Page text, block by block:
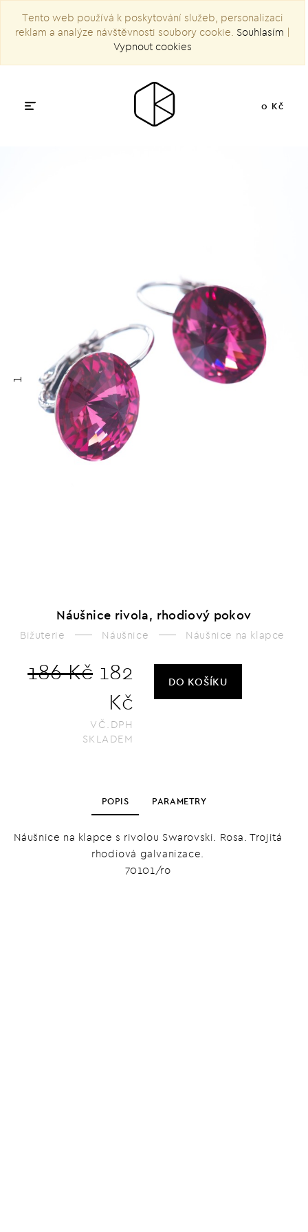
Tento web používá k poskytování služeb, personalizaci
reklam a analýze návštěvnosti soubory cookie. Souhlasím |
Vypnout cookies
0 Kč
1
Náušnice rivola, rhodiový pokov
Bižuterie Náušnice Náušnice na klapce
186 Kč 182
Kč
VČ.DPH
SKLADEM
DO KOŠÍKU
POPIS PARAMETRY
Náušnice na klapce s rivolou Swarovski. Rosa. Trojitá
rhodiová galvanizace.
70101/ro